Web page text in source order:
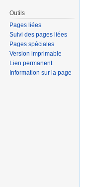
Outils
Pages liées
Suivi des pages liées
Pages spéciales
Version imprimable
Lien permanent
Information sur la page